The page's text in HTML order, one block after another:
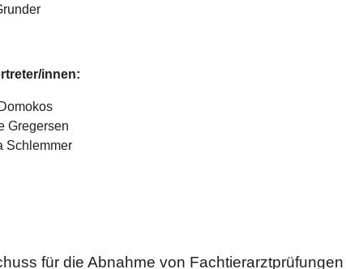
innen:
Gregersen
Schlemmer
für die Abnahme von Fachtierarztprüfungen